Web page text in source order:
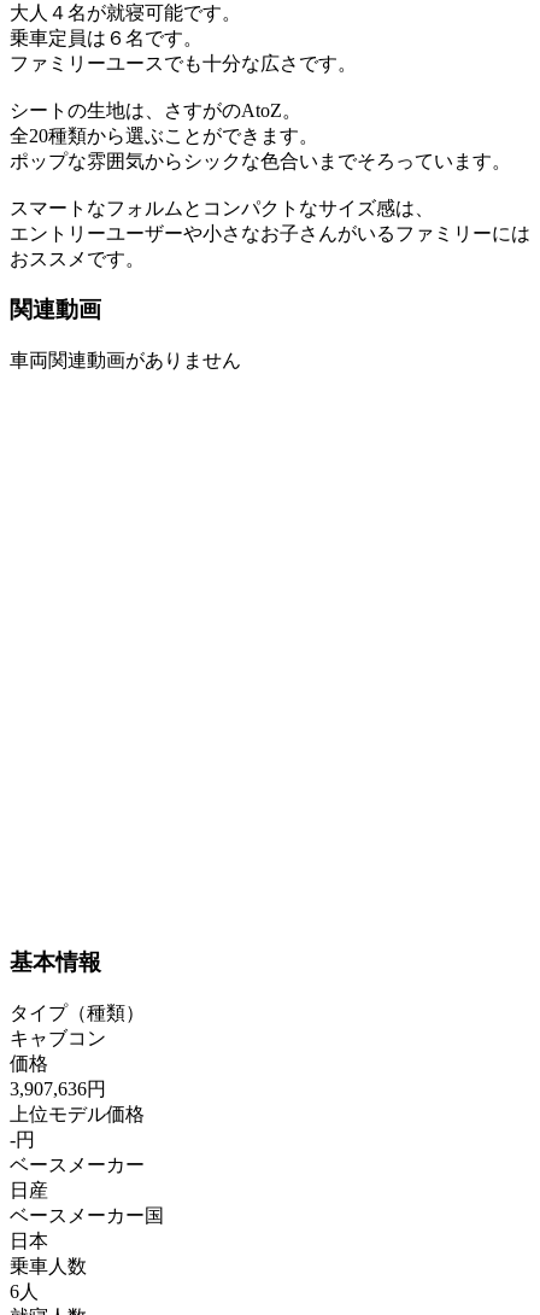
大人４名が就寝可能です。
乗車定員は６名です。
ファミリーユースでも十分な広さです。
シートの生地は、さすがのAtoZ。
全20種類から選ぶことができます。
ポップな雰囲気からシックな色合いまでそろっています。
スマートなフォルムとコンパクトなサイズ感は、
エントリーユーザーや小さなお子さんがいるファミリーには
おススメです。
関連動画
車両関連動画がありません
基本情報
タイプ（種類）
キャブコン
価格
3,907,636円
上位モデル価格
-円
ベースメーカー
日産
ベースメーカー国
日本
乗車人数
6人